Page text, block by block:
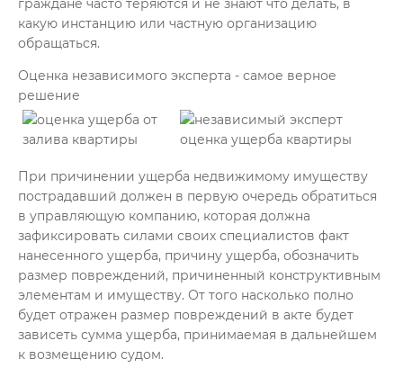
какую инстанцию или частную организацию
обращаться.
Оценка независимого эксперта - самое верное
решение
При причинении ущерба недвижимому имуществу
пострадавший должен в первую очередь обратиться
в управляющую компанию, которая должна
зафиксировать силами своих специалистов факт
нанесенного ущерба, причину ущерба, обозначить
размер повреждений, причиненный конструктивным
элементам и имуществу. От того насколько полно
будет отражен размер повреждений в акте будет
зависеть сумма ущерба, принимаемая в дальнейшем
к возмещению судом.